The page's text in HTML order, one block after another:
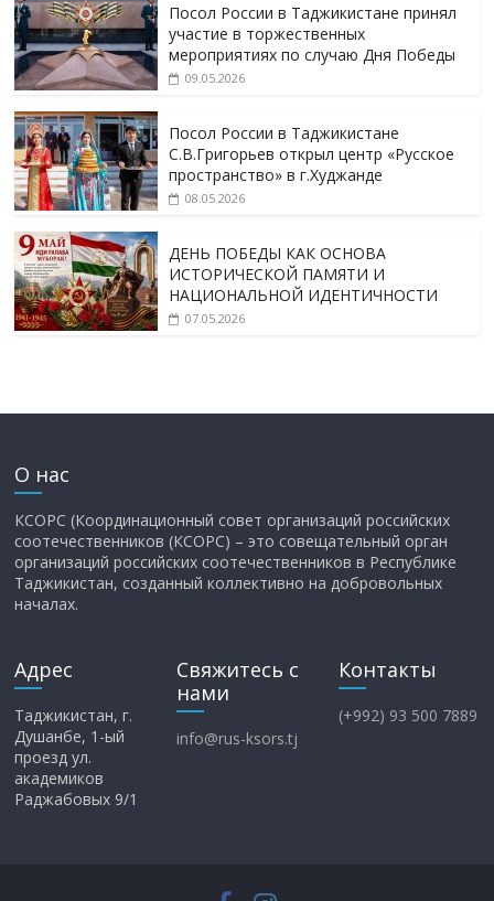
Посол России в Таджикистане принял
участие в торжественных
мероприятиях по случаю Дня Победы
09.05.2026
Посол России в Таджикистане
С.В.Григорьев открыл центр «Русское
пространство» в г.Худжанде
08.05.2026
ДЕНЬ ПОБЕДЫ КАК ОСНОВА
ИСТОРИЧЕСКОЙ ПАМЯТИ И
НАЦИОНАЛЬНОЙ ИДЕНТИЧНОСТИ
07.05.2026
О нас
КСОРС (Координационный совет организаций российских
соотечественников (КСОРС) – это совещательный орган
организаций российских соотечественников в Республике
Таджикистан, созданный коллективно на добровольных
началах.
Адрес
Таджикистан, г.
Душанбе, 1-ый
проезд ул.
академиков
Раджабовых 9/1
Свяжитесь с
нами
info@rus-ksors.tj
Контакты
(+992) 93 500 7889